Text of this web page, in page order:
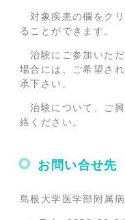
対象疾患の欄をク
ることができます。
治験にご参加いた
場合には、ご希望さ
承下さい。
治験について、ご
絡ください。
お問い合せ先
島根大学医学部附属